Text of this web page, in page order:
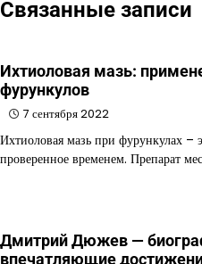
Связанные записи
Ихтиоловая мазь:
фурункулов
7 сентября 2022
Ихтиоловая мазь при фурункулах –
проверенное временем. Препарат
Дмитрий Дюжев —
впечатляющие